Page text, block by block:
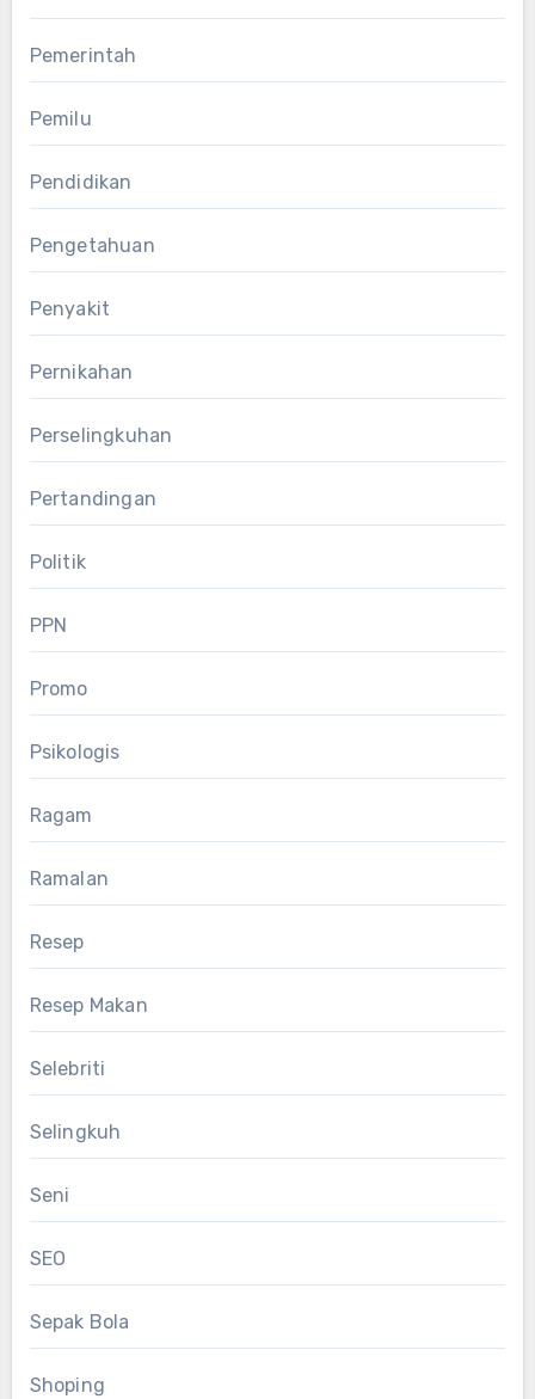
Pemerintah
Pemilu
Pendidikan
Pengetahuan
Penyakit
Pernikahan
Perselingkuhan
Pertandingan
Politik
PPN
Promo
Psikologis
Ragam
Ramalan
Resep
Resep Makan
Selebriti
Selingkuh
Seni
SEO
Sepak Bola
Shoping